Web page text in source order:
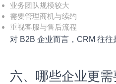
业务团队规模较大
需要管理商机与续约
重视客服与售后流程
对 B2B 企业而言，CRM 往往
六、哪些企业更需